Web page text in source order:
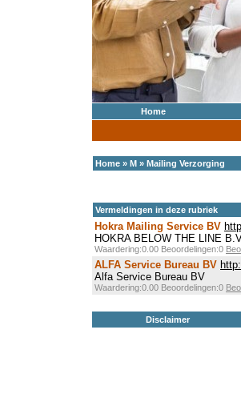
Home
Home » M » Mailing Verzorging
Vermeldingen in deze rubriek
Hokra Mailing Service BV
HOKRA BELOW THE LINE
Waardering:0.00 Beoordelingen:0
ALFA Service Bureau BV
Alfa Service Bureau BV
Waardering:0.00 Beoordelingen:0
Disclaimer